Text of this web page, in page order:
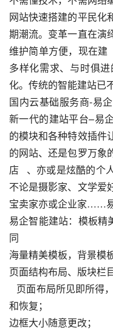
网站快速搭建的平民化
期潮流。变革一直在演
维护简单方便，现在建
多样化需求、与时俱
化。传统的智能建站已
国内云基础服务商-易
新一代的建站平台–易
的模块和各种特效插件
的网站、还是包罗万象
店   、亦或是炫酷的个
不论是摄影家、文学爱
宝卖家亦或企业家……
易企智能建站：模板精
同
海量精美模板，背景模
页面结构布局、版块栏
和恢复；
边框大小随意更改；